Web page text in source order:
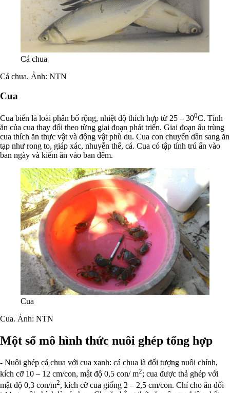
Cá chua
Cá chua. Ảnh: NTN
Cua
Cua biển là loài phân bố rộng, nhiệt độ thích hợp từ 25 – 300C. Tính
ăn của cua thay đổi theo từng giai đoạn phát triển. Giai đoạn ấu trùng
cua thích ăn thực vật và động vật phù du. Cua con chuyển dần sang ăn
tạp như rong to, giáp xác, nhuyễn thể, cá. Cua có tập tính trú ẩn vào
ban ngày và kiếm ăn vào ban đêm.
Cua
Cua. Ảnh: NTN
Một số mô hình thức nuôi ghép tổng hợp
- Nuôi ghép cá chua với cua xanh: cá chua là đối tượng nuôi chính,
kích cỡ 10 – 12 cm/con, mật độ 0,5 con/ m2; cua được thả ghép với
mật độ 0,3 con/m2, kích cỡ cua giống 2 – 2,5 cm/con. Chỉ cho ăn đối